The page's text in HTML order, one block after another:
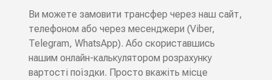
Ви можете замовити трансфер через наш сайт,
телефоном або через месенджери (Viber,
Telegram, WhatsApp). Або скориставшись
нашим онлайн-калькулятором розрахунку
вартості поїздки. Просто вкажіть місце